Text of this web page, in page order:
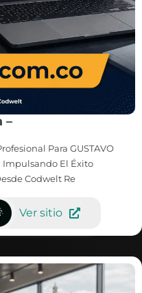
–
Para GUSTAVO
Impulsando El Éxito
Codwelt Re
Ver sitio